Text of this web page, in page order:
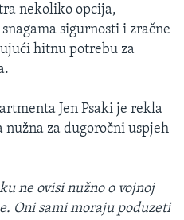
nekoliko opcija,
sigurnosti i zračne
hitnu potrebu za
Jen Psaki je rekla
za dugoročni uspjeh
ne ovisi nužno o vojnoj
Oni sami moraju poduzeti